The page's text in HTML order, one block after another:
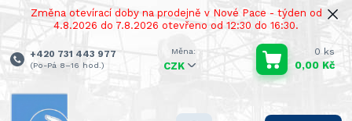
Změna otevírací doby na prodejně v Nové Pace - týden od
4.8.2026 do 7.8.2026 otevřeno od 12:30 do 16:30.
CZK
+420 731 443 977
(Po-Pá 8–16 hod.)
0 ks
0,00 Kč